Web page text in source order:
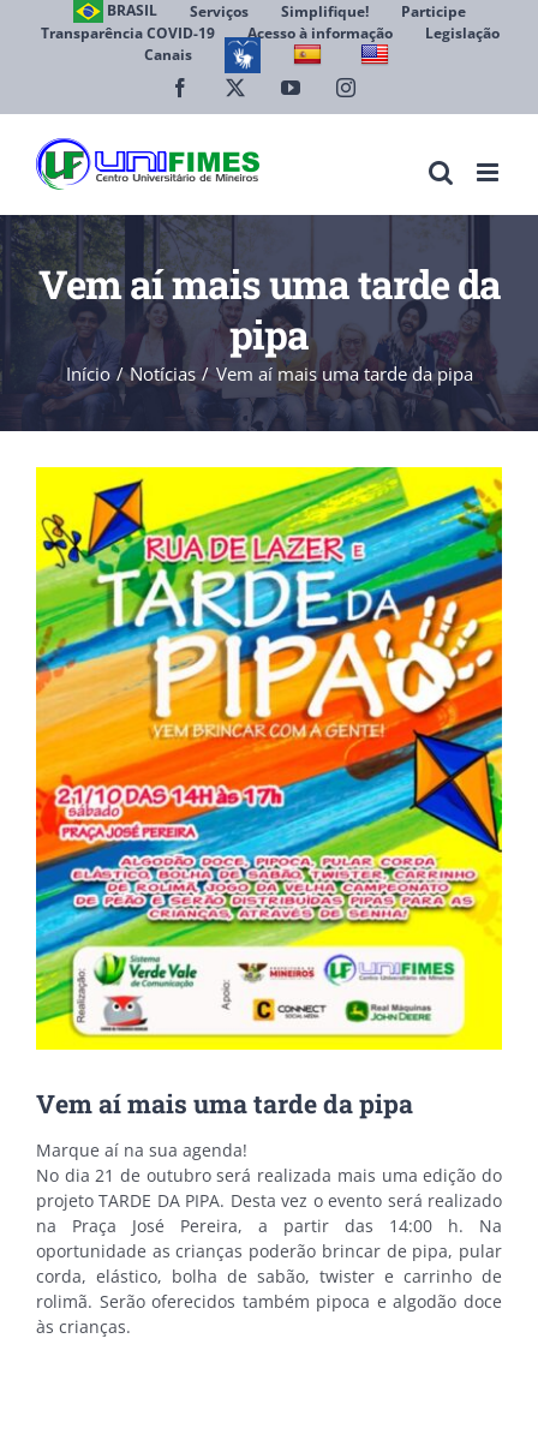
BRASIL Serviços Simplifique!
Participe
Transparência COVID-19
Acesso à informação
Legislação
Canais
Facebook YouTubeInstagram
Vem aí mais uma tarde da
pipa
Início Notícias Vem aí mais uma tarde da pipa
Larger
Image
Vem aí mais uma tarde da pipa
Marque aí na sua agenda!
No dia 21 de outubro será realizada mais uma edição do
projeto TARDE DA PIPA. Desta vez o evento será realizado
na Praça José Pereira, a partir das 14:00 h. Na
oportunidade as crianças poderão brincar de pipa, pular
corda, elástico, bolha de sabão, twister e carrinho de
rolimã. Serão oferecidos também pipoca e algodão doce
às crianças.